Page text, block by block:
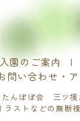
入園のご案内
問い合わせ・
んぽぽ会 三ツ境
ラストなどの無断